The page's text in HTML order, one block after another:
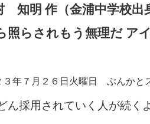
知明 作（金浦中学校出
照らされもう無理だ ア
３年７月２６日火曜日 ぶんかと
ん採用されていく人が続く